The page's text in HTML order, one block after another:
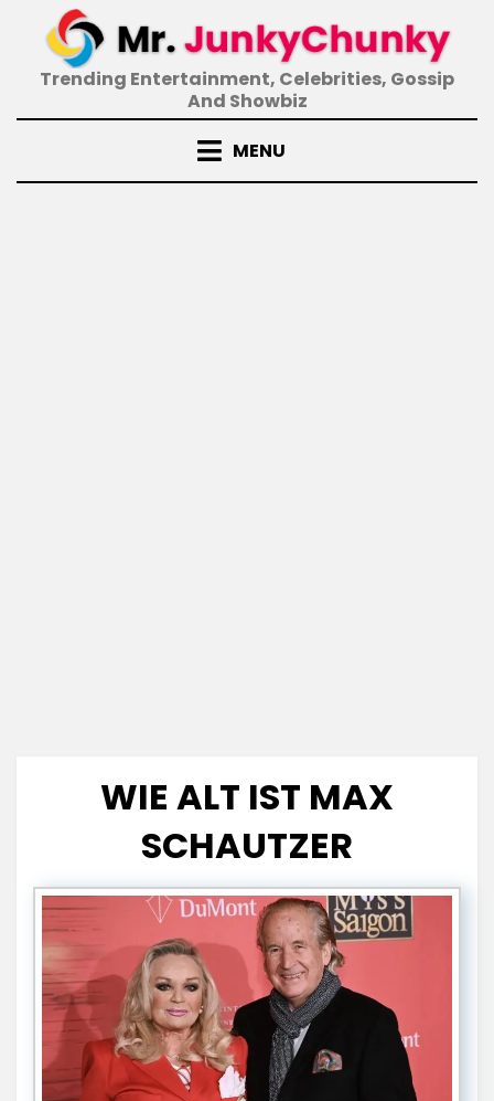
contentTrending Entertainment, Celebrities, Gossip
And Showbiz
MENU
WIE ALT IST MAX
SCHAUTZER